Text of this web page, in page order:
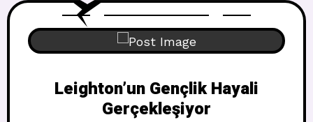
Leighton’un Gençlik Hayali
Gerçekleşiyor